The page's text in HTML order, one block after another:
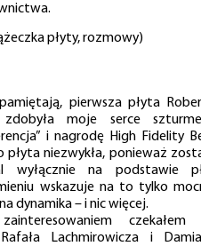
płyty, rozmowy)
pierwsza płyta
moje serce
i nagrodę High Fidelity
płyta niezwykła, ponieważ
wyłącznie na podstawie
wskazuje na to tylko
dynamika – i nic więcej.
czekałem
Lachmirowicza i